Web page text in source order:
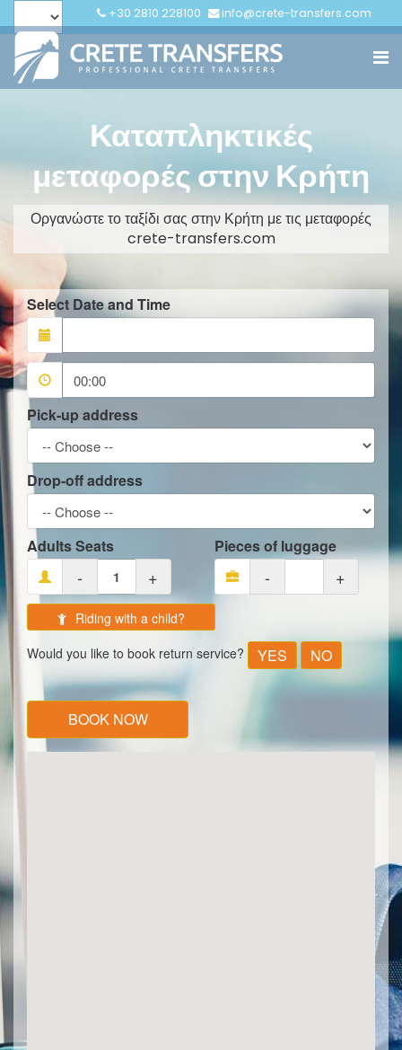
+30 2810 228100 info@crete-transfers.com
Καταπληκτικές
μεταφορές στην Κρήτη
Οργανώστε το ταξίδι σας στην Κρήτη με τις μεταφορές
crete-transfers.com
Select Date and Time
Pick-up address
Drop-off address
Adults Seats
- +
Pieces of luggage
- +
Riding with a child?
Would you like to book return service?
YES NO